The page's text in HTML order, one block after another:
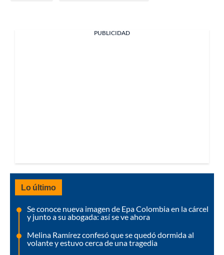
PUBLICIDAD
Lo último
Se conoce nueva imagen de Epa Colombia en la cárcel
y junto a su abogada: así se ve ahora
Melina Ramírez confesó que se quedó dormida al
volante y estuvo cerca de una tragedia